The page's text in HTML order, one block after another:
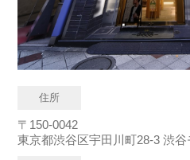
住所
〒150-0042
東京都渋谷区宇田川町28-3 渋